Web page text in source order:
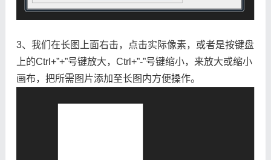
3、我们在长图上面右击，点击实际像素，或者是按键盘
上的Ctrl+”+”号键放大，Ctrl+”-”号键缩小，来放大或缩小
画布，把所需图片添加至长图内方便操作。